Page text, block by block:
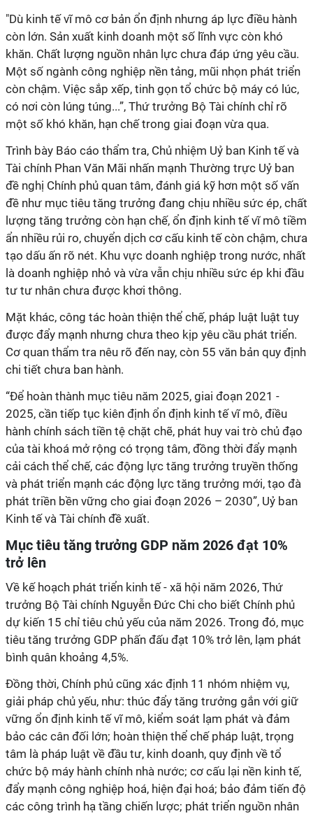
"Dù kinh tế vĩ mô cơ bản ổn định nhưng áp lực điều hành
còn lớn. Sản xuất kinh doanh một số lĩnh vực còn khó
khăn. Chất lượng nguồn nhân lực chưa đáp ứng yêu cầu.
Một số ngành công nghiệp nền tảng, mũi nhọn phát triển
còn chậm. Việc sắp xếp, tinh gọn tổ chức bộ máy có lúc,
có nơi còn lúng túng...”, Thứ trưởng Bộ Tài chính chỉ rõ
một số khó khăn, hạn chế trong giai đoạn vừa qua.
Trình bày Báo cáo thẩm tra, Chủ nhiệm Uỷ ban Kinh tế và
Tài chính Phan Văn Mãi nhấn mạnh Thường trực Uỷ ban
đề nghị Chính phủ quan tâm, đánh giá kỹ hơn một số vấn
đề như mục tiêu tăng trưởng đang chịu nhiều sức ép, chất
lượng tăng trưởng còn hạn chế, ổn định kinh tế vĩ mô tiềm
ẩn nhiều rủi ro, chuyển dịch cơ cấu kinh tế còn chậm, chưa
tạo dấu ấn rõ nét. Khu vực doanh nghiệp trong nước, nhất
là doanh nghiệp nhỏ và vừa vẫn chịu nhiều sức ép khi đầu
tư tư nhân chưa được khơi thông.
Mặt khác, công tác hoàn thiện thể chế, pháp luật luật tuy
được đẩy mạnh nhưng chưa theo kịp yêu cầu phát triển.
Cơ quan thẩm tra nêu rõ đến nay, còn 55 văn bản quy định
chi tiết chưa ban hành.
“Để hoàn thành mục tiêu năm 2025, giai đoạn 2021 -
2025, cần tiếp tục kiên định ổn định kinh tế vĩ mô, điều
hành chính sách tiền tệ chặt chẽ, phát huy vai trò chủ đạo
của tài khoá mở rộng có trọng tâm, đồng thời đẩy mạnh
cải cách thể chế, các động lực tăng trưởng truyền thống
và phát triển mạnh các động lực tăng trưởng mới, tạo đà
phát triền bền vững cho giai đoạn 2026 – 2030”, Uỷ ban
Kinh tế và Tài chính đề xuất.
Mục tiêu tăng trưởng GDP năm 2026 đạt 10%
trở lên
Về kế hoạch phát triển kinh tế - xã hội năm 2026, Thứ
trưởng Bộ Tài chính Nguyễn Đức Chi cho biết Chính phủ
dự kiến 15 chỉ tiêu chủ yếu của năm 2026. Trong đó, mục
tiêu tăng trưởng GDP phấn đấu đạt 10% trở lên, lạm phát
bình quân khoảng 4,5%.
Đồng thời, Chính phủ cũng xác định 11 nhóm nhiệm vụ,
giải pháp chủ yếu, như: thúc đẩy tăng trưởng gắn với giữ
vững ổn định kinh tế vĩ mô, kiểm soát lạm phát và đảm
bảo các cân đối lớn; hoàn thiện thể chế pháp luật, trọng
tâm là pháp luật về đầu tư, kinh doanh, quy định về tổ
chức bộ máy hành chính nhà nước; cơ cấu lại nền kinh tế,
đẩy mạnh công nghiệp hoá, hiện đại hoá; bảo đảm tiến độ
các công trình hạ tầng chiến lược; phát triển nguồn nhân